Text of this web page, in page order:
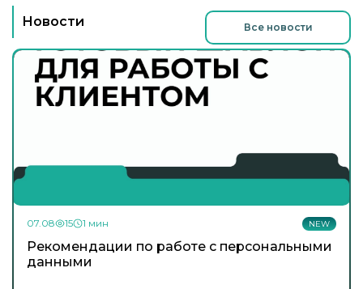
Новости Все новости
NEW
07.08 15 1 мин
Рекомендации по работе с персональными
данными